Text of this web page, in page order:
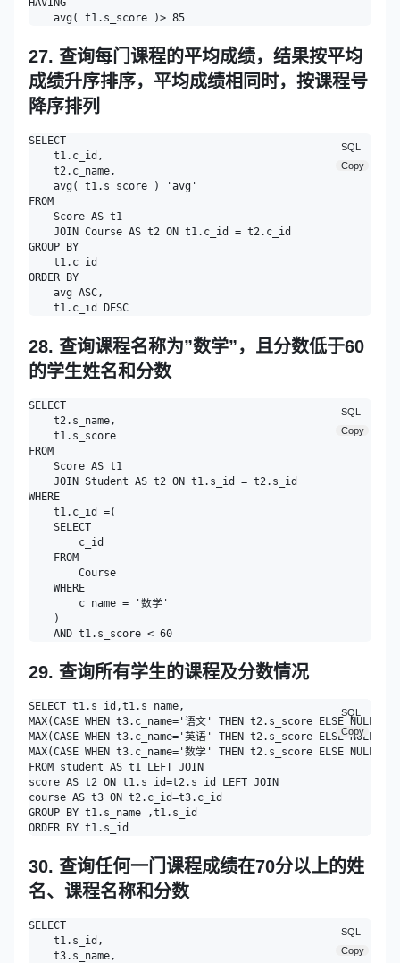
HAVING
27. 查询每门课程的平均成绩，结果按平均
成绩升序排序，平均成绩相同时，按课程号
降序排列
SELECT
    t1.c_id,
    t2.c_name,
    avg( t1.s_score ) 'avg'
FROM
    Score AS t1
    JOIN Course AS t2 ON t1.c_id = t2.c_id
GROUP BY
    t1.c_id
ORDER BY
    avg ASC,
SQL
Copy
28. 查询课程名称为”数学”，且分数低于60
的学生姓名和分数
SELECT
    t2.s_name,
    t1.s_score
FROM
    Score AS t1
    JOIN Student AS t2 ON t1.s_id = t2.s_id
WHERE
    t1.c_id =(
    SELECT
        c_id
    FROM
        Course
    WHERE
        c_name = '数学'
    )
SQL
Copy
29. 查询所有学生的课程及分数情况
SELECT t1.s_id,t1.s_name,
MAX(CASE WHEN t3.c_name='语文' THEN t2.s_score ELSE NULL
MAX(CASE WHEN t3.c_name='英语' THEN t2.s_score ELSE NULL
MAX(CASE WHEN t3.c_name='数学' THEN t2.s_score ELSE NULL
FROM student AS t1 LEFT JOIN
score AS t2 ON t1.s_id=t2.s_id LEFT JOIN
course AS t3 ON t2.c_id=t3.c_id
GROUP BY t1.s_name ,t1.s_id
SQL
Copy
30. 查询任何一门课程成绩在70分以上的姓
名、课程名称和分数
SELECT
    t1.s_id,
    t3.s_name,
SQL
Copy